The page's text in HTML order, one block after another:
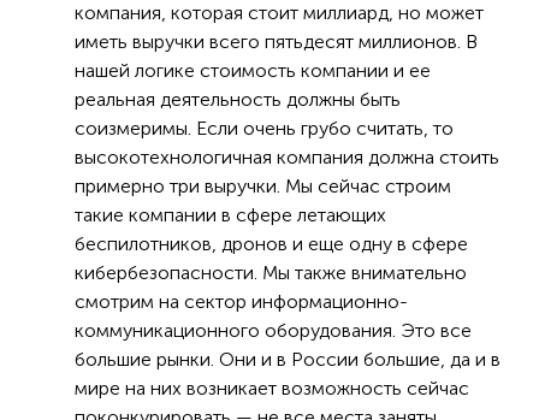
компания, которая стоит миллиард, но может
иметь выручки всего пятьдесят миллионов. В
нашей логике стоимость компании и ее
реальная деятельность должны быть
соизмеримы. Если очень грубо считать, то
высокотехнологичная компания должна стоить
примерно три выручки. Мы сейчас строим
такие компании в сфере летающих
беспилотников, дронов и еще одну в сфере
кибербезопасности. Мы также внимательно
смотрим на сектор информационно-
коммуникационного оборудования. Это все
большие рынки. Они и в России большие, да и в
мире на них возникает возможность сейчас